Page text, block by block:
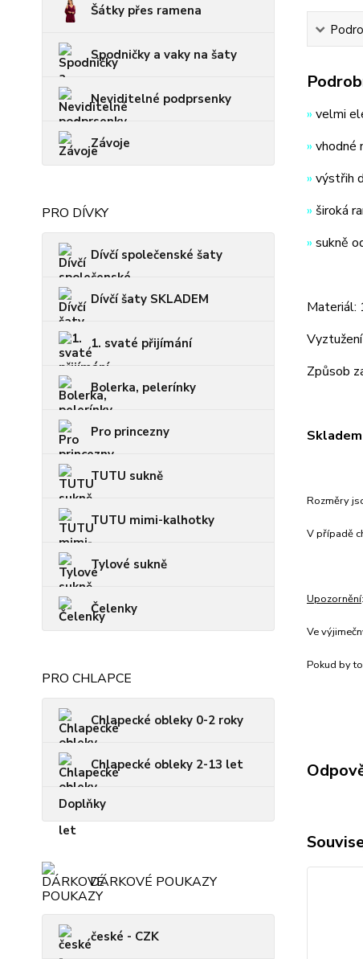
Šátky přes ramena
Spodničky a vaky na šaty
Neviditelné podprsenky
Závoje
PRO DÍVKY
Dívčí společenské šaty
Dívčí šaty SKLADEM
1. svaté přijímání
Bolerka, pelerínky
Pro princezny
TUTU sukně
TUTU mimi-kalhotky
Tylové sukně
Čelenky
PRO CHLAPCE
Chlapecké obleky 0-2 roky
Chlapecké obleky 2-13 let
Doplňky
DÁRKOVÉ POUKAZY
české - CZK
» velmi
» vhodné
» výstřih
» široká
» sukně
Materiál:
Způsob
Rozměry
V případě
Upozornění:
Ve
Pokud by